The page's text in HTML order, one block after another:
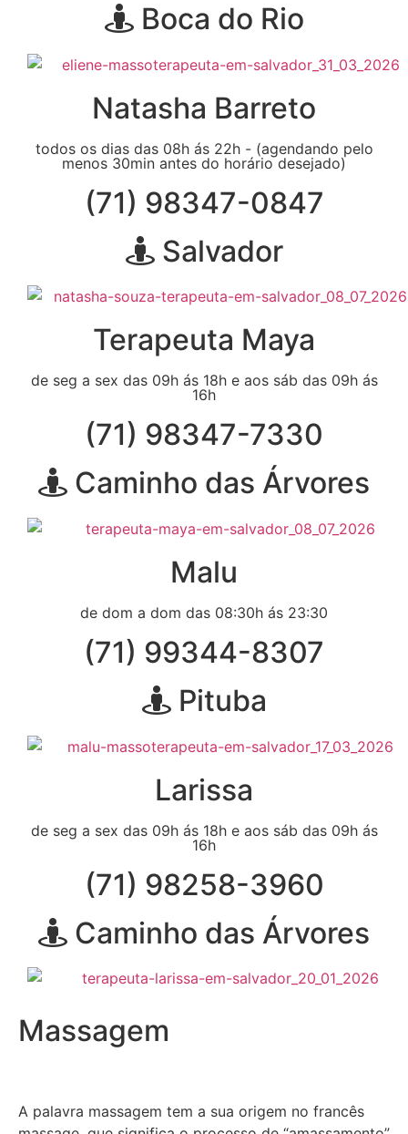
Boca do Rio
Natasha Barreto
todos os dias das 08h ás 22h - (agendando pelo
menos 30min antes do horário desejado)
(71) 98347-0847
Salvador
Terapeuta Maya
de seg a sex das 09h ás 18h e aos sáb das 09h ás
16h
(71) 98347-7330
Caminho das Árvores
Malu
de dom a dom das 08:30h ás 23:30
(71) 99344-8307
Pituba
Larissa
de seg a sex das 09h ás 18h e aos sáb das 09h ás
16h
(71) 98258-3960
Caminho das Árvores
Massagem
A palavra massagem tem a sua origem no francês